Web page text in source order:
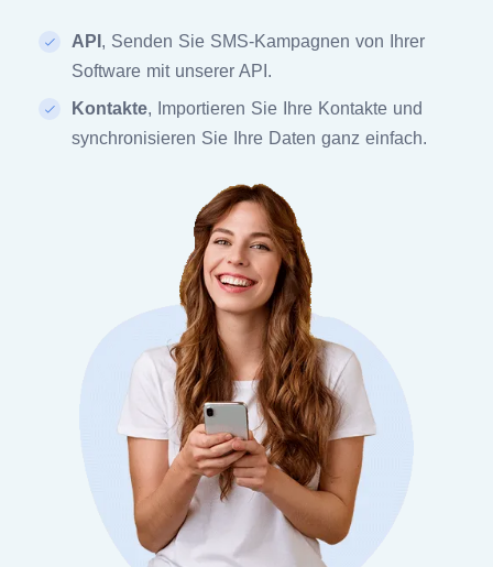
API , Senden Sie SMS-Kampagnen von Ihrer
Software mit unserer API.
Kontakte, Importieren Sie Ihre Kontakte und
synchronisieren Sie Ihre Daten ganz einfach.